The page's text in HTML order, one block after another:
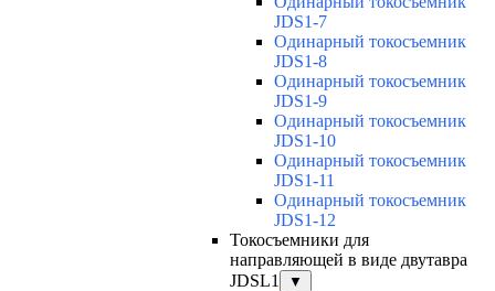
JDS1-7
Одинарный токосъемник
JDS1-8
Одинарный токосъемник
JDS1-9
Одинарный токосъемник
JDS1-10
Одинарный токосъемник
JDS1-11
Одинарный токосъемник
JDS1-12
Токосъемники для
направляющей в виде двутавра
JDSL1
▼